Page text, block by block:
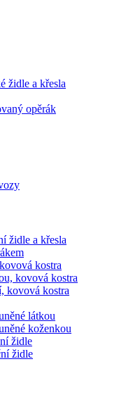
židle a křesla
opěrák
židle a křesla
kostra
kovová kostra
kovová kostra
látkou
koženkou
židle
židle